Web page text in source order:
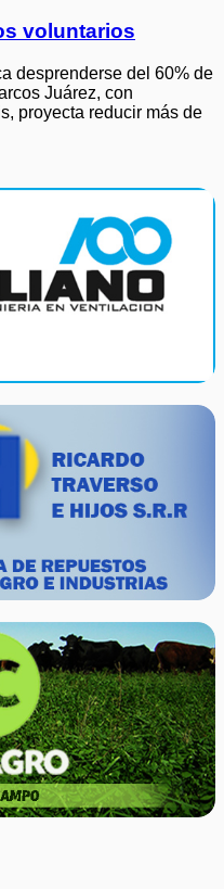
voluntarios
desprenderse del 60% de
Juárez, con
proyecta reducir más de